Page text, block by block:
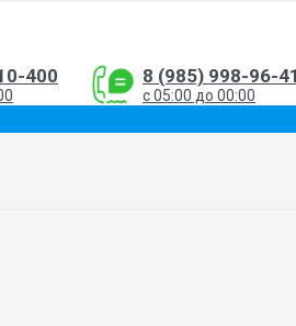
400 8 (985) 998-96-
с 05:00 до 00:00